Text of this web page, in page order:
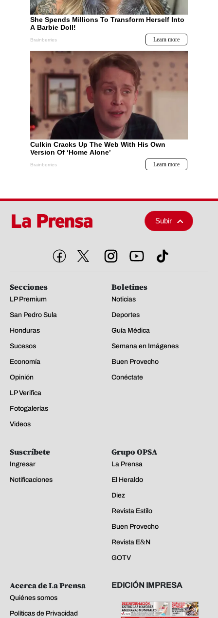
Subir
Secciones
LP Premium
San Pedro Sula
Honduras
Sucesos
Economía
Opinión
LP Verifica
Fotogalerías
Videos
Boletines
Noticias
Deportes
Guía Médica
Semana en Imágenes
Buen Provecho
Conéctate
Suscríbete
Ingresar
Notificaciones
Grupo OPSA
La Prensa
El Heraldo
Diez
Revista Estilo
Buen Provecho
Revista E&N
GOTV
Acerca de La Prensa
Quiénes somos
Políticas de Privacidad
EDICIÓN IMPRESA